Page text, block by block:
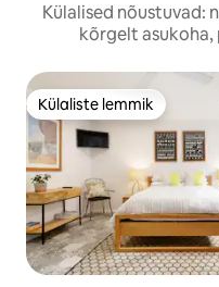
Külalised nõustuvad:
kõrgelt asukoha,
Külaliste lemmik
Külaliste lemmik